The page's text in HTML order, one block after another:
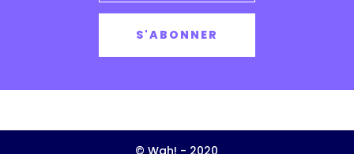
S'ABONNER